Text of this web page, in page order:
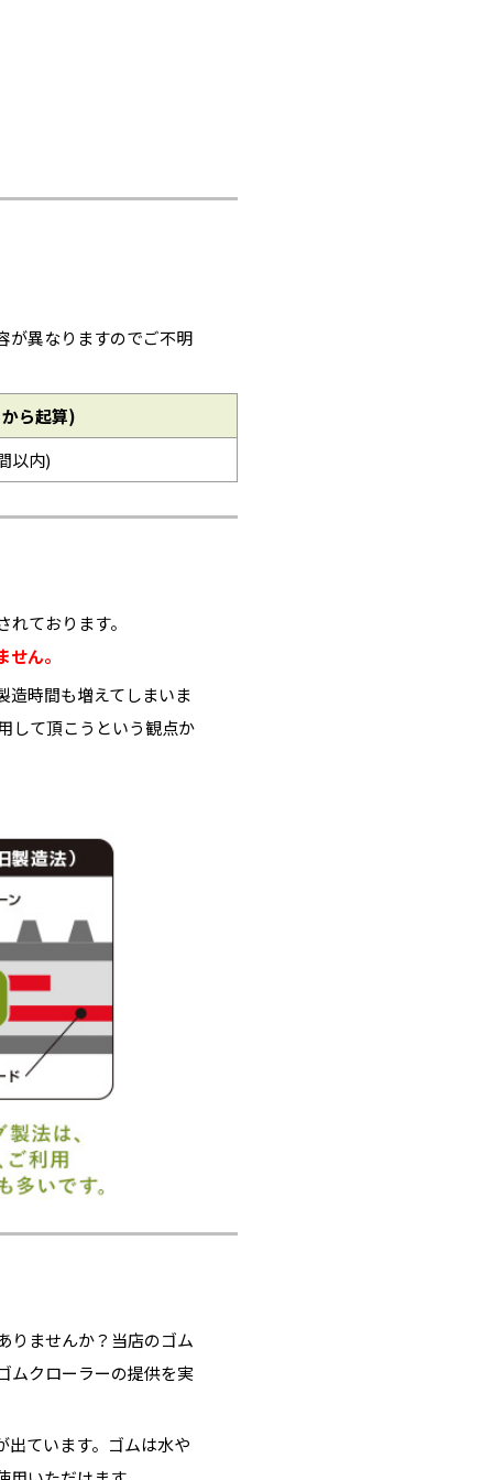
が異なりますのでご不明
ら起算)
以内)
ております。
ん。
造時間も増えてしまいま
して頂こうという観点か
りませんか？当店のゴム
ムクローラーの提供を実
出ています。ゴムは水や